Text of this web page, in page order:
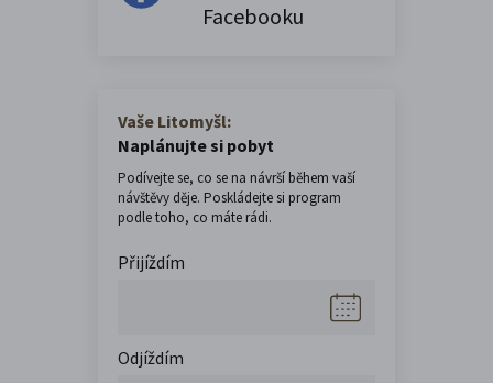
Facebooku
Vaše Litomyšl:
Naplánujte si pobyt
Podívejte se, co se na návrší během vaší
návštěvy děje. Poskládejte si program
podle toho, co máte rádi.
Přijíždím
Odjíždím